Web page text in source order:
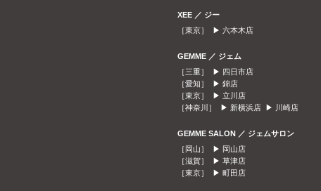
XEE ／ ジー
［東京］ ▶ 六本木店
GEMME ／ ジェム
［三重］ ▶ 四日市店
［愛知］ ▶ 錦店
［東京］ ▶ 立川店
［神奈川］ ▶ 新横浜店 ▶ 川崎店
GEMME SALON ／ ジェムサロン
［岡山］ ▶ 岡山店
［滋賀］ ▶ 草津店
［東京］ ▶ 町田店